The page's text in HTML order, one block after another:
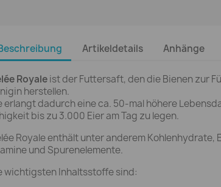
Artikeldetails Anhänge
Royaleist der Futtersaft, den die Bienen zur
herstellen.
erlangt dadurch eine ca. 50-mal höhere
bis zu 3.000 Eier am Tag zu legen.
Royale enthält unter anderem Kohlenhydrate,
und Spurenelemente.
wichtigsten Inhaltsstoffe sind: